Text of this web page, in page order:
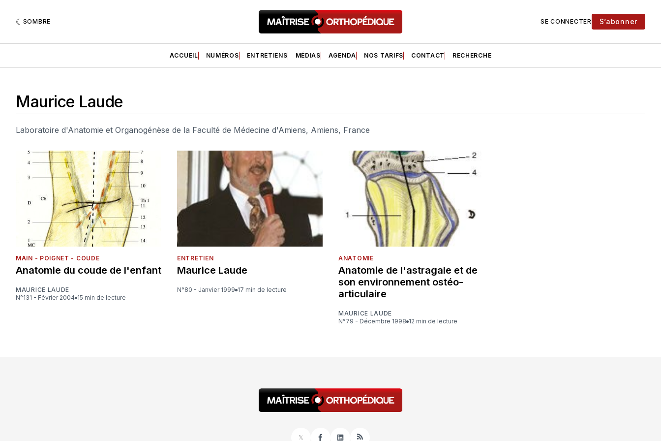
SOMBRE SE CONNECTER S’abonner
ACCUEIL NUMÉROS ENTRETIENS MÉDIAS AGENDA NOS TARIFS CONTACT RECHERCHE
Maurice Laude
Laboratoire d'Anatomie et Organogénèse de la Faculté de Médecine d'Amiens, Amiens, France
MAIN - POIGNET - COUDE
Anatomie du coude de l'enfant
MAURICE LAUDE
N°131 - Février 2004
15 min de lecture
ENTRETIEN
Maurice Laude
N°80 - Janvier 1999 17 min de lecture
ANATOMIE
Anatomie de l'astragale et de
son environnement ostéo-
articulaire
MAURICE LAUDE
N°79 - Décembre 1998
12 min de lecture
𝕏